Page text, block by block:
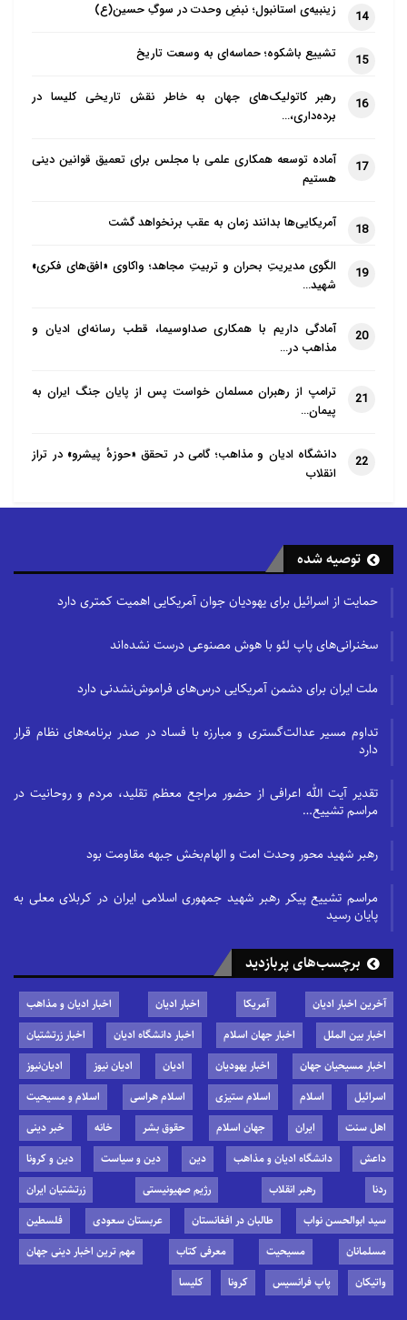
14 زینبیه‌ی استانبول؛ نبضِ وحدت در سوگِ حسین(ع)
15 تشییع باشکوه؛ حماسه‌ای به وسعت تاریخ
16
رهبر کاتولیک‌های جهان به خاطر نقش تاریخی کلیسا در
برده‌داری،…
17
آماده توسعه همکاری علمی با مجلس برای تعمیق قوانین دینی
هستیم
18 آمریکایی‌ها بدانند زمان به عقب برنخواهد گشت
19
الگوی مدیریتِ بحران و تربیتِ مجاهد؛ واکاوی «افق‌های فکری»
شهید…
20
آمادگی داریم با همکاری صداوسیما، قطب رسانه‌ای ادیان و
مذاهب در…
21
ترامپ از رهبران مسلمان خواست پس از پایان جنگ ایران به
پیمان…
22
دانشگاه ادیان و مذاهب؛ گامی در تحقق «حوزهٔ پیشرو» در تراز
انقلاب
توصیه شده
حمایت از اسرائیل برای یهودیان جوان آمریکایی اهمیت کمتری دارد
سخنرانی‌های پاپ لئو با هوش مصنوعی درست نشده‌اند
ملت ایران برای دشمن آمریکایی درس‌های فراموش‌نشدنی دارد
تداوم مسیر عدالت‌گستری و مبارزه با فساد در صدر برنامه‌های نظام قرار
دارد
تقدیر آیت الله اعرافی از حضور مراجع معظم تقلید، مردم و روحانیت در
مراسم تشییع…
رهبر شهید محور وحدت امت و الهام‌بخش جبهه مقاومت بود
مراسم تشییع پیکر رهبر شهید جمهوری اسلامی ایران در کربلای معلی به
پایان رسید
برچسب‌های پربازدید
آخرین اخبار ادیان آمریکا اخبار ادیان
اخبار ادیان و مذاهب
اخبار بین الملل
اخبار جهان اسلام اخبار دانشگاه ادیان
اخبار زرتشتیان
اخبار مسیحیان جهان
اخبار یهودیان ادیان ادیان نیوز
ادیان‌نیوز
اسرائیل
اسلام اسلام ستیزی اسلام هراسی
اسلام و مسیحیت
اهل سنت
ایران جهان اسلام حقوق بشر خانه
خبر دینی
داعش
دانشگاه ادیان و مذاهب دین دین و سیاست
دین و کرونا
ردنا
رهبر انقلاب رژیم صهیونیستی
زرتشتیان ایران
سید ابوالحسن نواب
طالبان در افغانستان عربستان سعودی
فلسطین
مسلمانان
مسیحیت معرفی کتاب
مهم ترین اخبار دینی جهان
واتیکان
پاپ فرانسیس کرونا کلیسا